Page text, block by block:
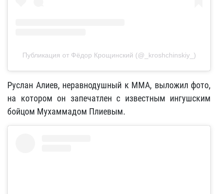
Публикация от Фёдор Крощинский (@_kroshchinskiy_)
Руслан Алиев, неравнодушный к ММА, выложил фото,
на котором он запечатлен с известным ингушским
бойцом Мухаммадом Плиевым.